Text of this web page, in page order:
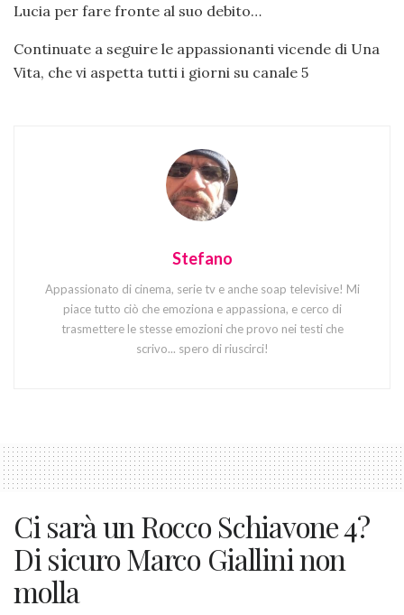
Lucia per fare fronte al suo debito…
Continuate a seguire le appassionanti vicende di Una
Vita, che vi aspetta tutti i giorni su canale 5
Stefano
Appassionato di cinema, serie tv e anche soap televisive! Mi
piace tutto ciò che emoziona e appassiona, e cerco di
trasmettere le stesse emozioni che provo nei testi che
scrivo... spero di riuscirci!
Ci sarà un Rocco Schiavone 4?
Di sicuro Marco Giallini non
molla